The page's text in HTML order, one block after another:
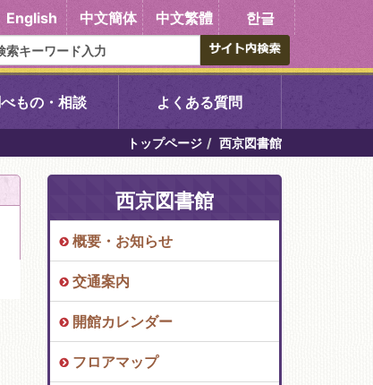
English 中文簡体 中文繁體 한글
醍醐中央図書館
東山図書館
吉祥院図書館
向島図書館
もの・相談 よくある質問
トップページ 西京図書館
西京図書館
概要・お知らせ
交通案内
開館カレンダー
フロアマップ